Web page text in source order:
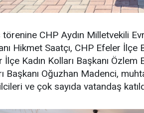
törenine CHP Aydın Milletvekili
Hikmet Saatçı, CHP Efeler İlçe
İlçe Kadın Kolları Başkanı
Başkanı Oğuzhan Madenci,
ve çok sayıda vatandaş